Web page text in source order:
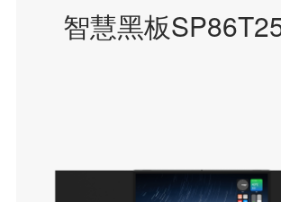
智慧黑板